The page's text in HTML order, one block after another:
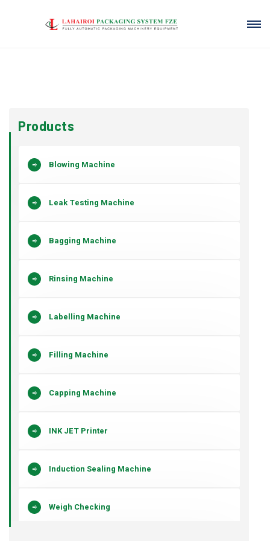
Products
Blowing Machine
Leak Testing Machine
Bagging Machine
Rinsing Machine
Labelling Machine
Filling Machine
Capping Machine
INK JET Printer
Induction Sealing Machine
Weigh Checking